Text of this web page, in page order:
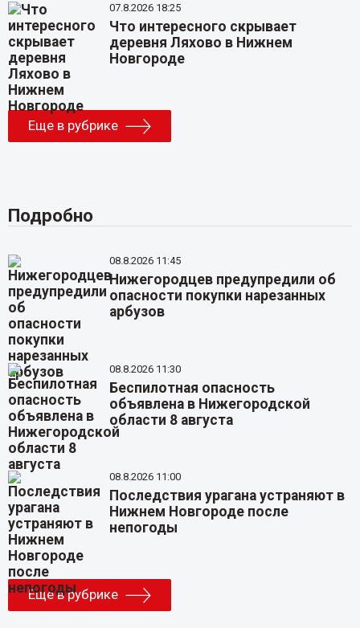
07.8.2026 18:25
Что интересного скрывает
деревня Ляхово в Нижнем
Новгороде
Еще в рубрике
Подробно
08.8.2026 11:45
Нижегородцев предупредили об
опасности покупки нарезанных
арбузов
08.8.2026 11:30
Беспилотная опасность
объявлена в Нижегородской
области 8 августа
08.8.2026 11:00
Последствия урагана устраняют в
Нижнем Новгороде после
непогоды
Еще в рубрике